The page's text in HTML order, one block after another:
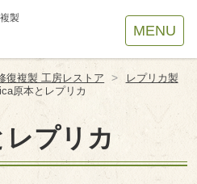
製
MENU
複製 工房レストア >
レプリカ製
原本とレプリカ
プリカ